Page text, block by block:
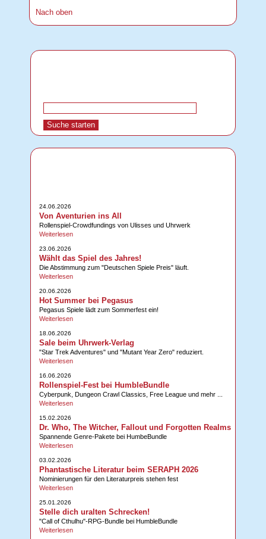
Nach oben
24.06.2026
Von Aventurien ins All
Rollenspiel-Crowdfundings von Ulisses und Uhrwerk
Weiterlesen
23.06.2026
Wählt das Spiel des Jahres!
Die Abstimmung zum "Deutschen Spiele Preis" läuft.
Weiterlesen
20.06.2026
Hot Summer bei Pegasus
Pegasus Spiele lädt zum Sommerfest ein!
Weiterlesen
18.06.2026
Sale beim Uhrwerk-Verlag
"Star Trek Adventures" und "Mutant Year Zero" reduziert.
Weiterlesen
16.06.2026
Rollenspiel-Fest bei HumbleBundle
Cyberpunk, Dungeon Crawl Classics, Free League und mehr ...
Weiterlesen
15.02.2026
Dr. Who, The Witcher, Fallout und Forgotten Realms
Spannende Genre-Pakete bei HumbeBundle
Weiterlesen
03.02.2026
Phantastische Literatur beim SERAPH 2026
Nominierungen für den Literaturpreis stehen fest
Weiterlesen
25.01.2026
Stelle dich uralten Schrecken!
"Call of Cthulhu"-RPG-Bundle bei HumbleBundle
Weiterlesen